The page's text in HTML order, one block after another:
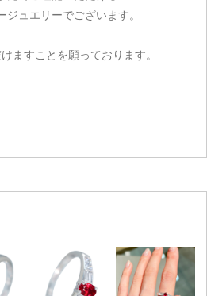
ジュエリーでございます。
ますことを願っております。
注文手続き